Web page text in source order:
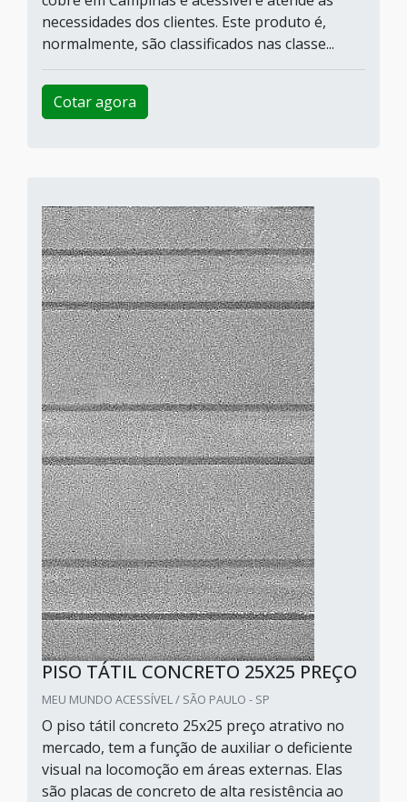
necessidades dos clientes. Este produto é,
normalmente, são classificados nas classe...
Cotar agora
PISO TÁTIL CONCRETO 25X25 PREÇO
MEU MUNDO ACESSÍVEL / SÃO PAULO - SP
O piso tátil concreto 25x25 preço atrativo no
mercado, tem a função de auxiliar o deficiente
visual na locomoção em áreas externas. Elas
são placas de concreto de alta resistência ao